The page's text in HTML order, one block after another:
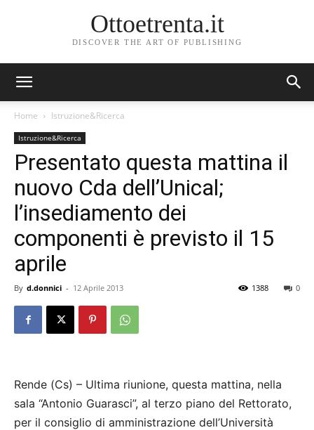
Ottoetrenta.it
DISCOVER THE ART OF PUBLISHING
Home Istruzione&Ricerca
Istruzione&Ricerca
Presentato questa mattina il
nuovo Cda dell’Unical;
l’insediamento dei
componenti è previsto il 15
aprile
By d.donnici - 12 Aprile 2013 0
1388
Rende (Cs) – Ultima riunione, questa mattina, nella
sala “Antonio Guarasci”, al terzo piano del Rettorato,
per il consiglio di amministrazione dell’Università